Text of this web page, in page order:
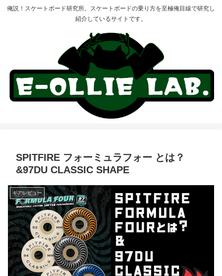
俺説！スケートボード研究所。スケートボードの乗り方を至極俺目線で研究し
紹介しているサイトです。
SPITFIRE フォーミュラフォー とは？
&97DU CLASSIC SHAPE
ギアレビュー